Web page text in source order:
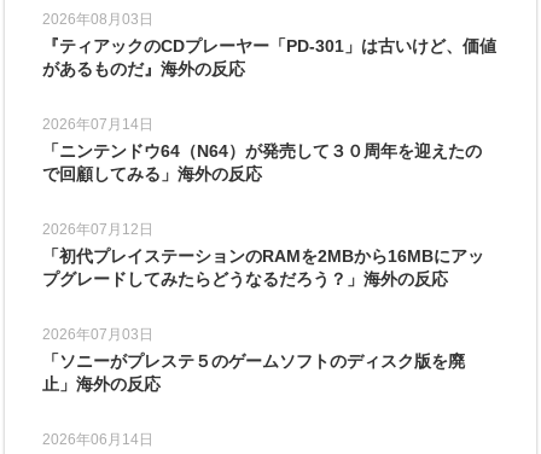
2026年08月03日
『ティアックのCDプレーヤー「PD-301」は古いけど、価値
があるものだ』海外の反応
2026年07月14日
「ニンテンドウ64（N64）が発売して３０周年を迎えたの
で回顧してみる」海外の反応
2026年07月12日
「初代プレイステーションのRAMを2MBから16MBにアッ
プグレードしてみたらどうなるだろう？」海外の反応
2026年07月03日
「ソニーがプレステ５のゲームソフトのディスク版を廃
止」海外の反応
2026年06月14日